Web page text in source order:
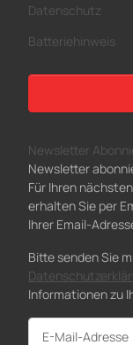
Datenschutz
Batteriehinweis
Newsletter
Newsletter
Für Ihren
erhalten Sie per
Ihrer Email-
Bitte senden Sie
Informationen zu